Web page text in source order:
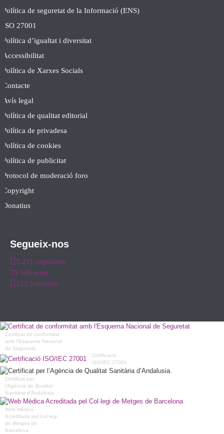
Política de seguretat de la Informació (ENS)
ISO 27001
Política d’igualtat i diversitat
Accessibilitat
Política de Xarxes Socials
Contacte
Avís legal
Política de qualitat editorial
Política de privadesa
Política de cookies
Política de publicitat
Protocol de moderació foro
Copyright
Donatius
Segueix-nos
1.211 seguidors
25 followers
221 followers
Certificat de conformitat
amb l'Esquema Nacional
de Seguretat
Certificació
ISO/IEC 27001
Certificat per
l’Agència de Qualitat
Sanitària d’Andalusia
Web Mèdica
Acreditada pel Col·legi
de Metges de
Barcelona